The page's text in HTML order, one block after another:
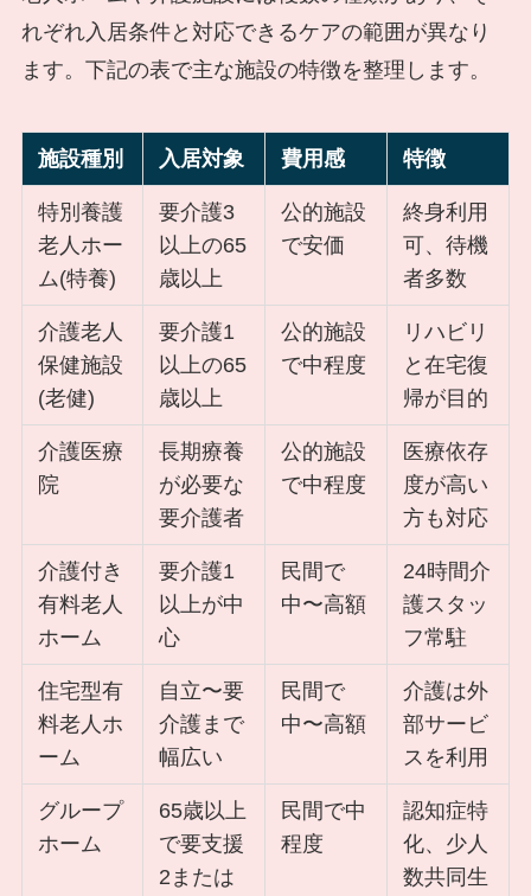
れぞれ入居条件と対応できるケアの範囲が異なり
ます。下記の表で主な施設の特徴を整理します。
施設種別 入居対象 費用感 特徴
特別養護
老人ホー
ム(特養)
要介護3
以上の65
歳以上
公的施設
で安価
終身利用
可、待機
者多数
介護老人
保健施設
(老健)
要介護1
以上の65
歳以上
公的施設
で中程度
リハビリ
と在宅復
帰が目的
介護医療
院
長期療養
が必要な
要介護者
公的施設
で中程度
医療依存
度が高い
方も対応
介護付き
有料老人
ホーム
要介護1
以上が中
心
民間で
中〜高額
24時間介
護スタッ
フ常駐
住宅型有
料老人ホ
ーム
自立〜要
介護まで
幅広い
民間で
中〜高額
介護は外
部サービ
スを利用
グループ
ホーム
65歳以上
で要支援
2または
民間で中
程度
認知症特
化、少人
数共同生